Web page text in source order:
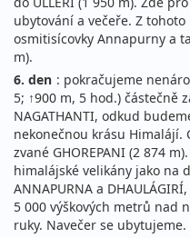
ubytování a večeře. Z
osmitisícovky Annapurny a
m).
6. den : pokračujeme
5; ↑900 m, 5 hod.) částečně
NAGATHANTI, odkud
nekonečnou krásu
zvané GHOREPANI (2 874
himalájské velikány jako na
ANNAPURNA a
5 000 výškových metrů nad
ruky. Navečer se ubytujeme.